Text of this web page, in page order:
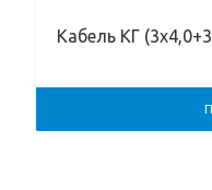
Кабель КГ